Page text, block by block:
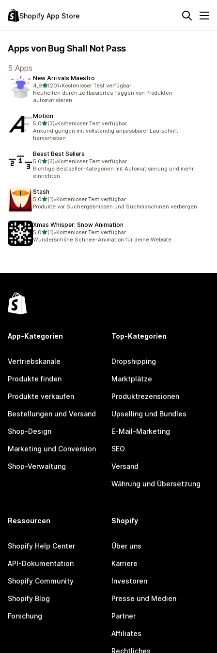
Shopify App Store
Apps von Bug Shall Not Pass
5 Apps
New Arrivals Maestro
4,9von 5 Sternen
(20)
20 Rezensionen insgesamt
•Kostenloser Test verfügbar
Neuheiten durch zeitbasiertes Taggen von Produkten
automatisieren
Motion
5,0von 5 Sternen
(3)
3 Rezensionen insgesamt
•Kostenloser Test verfügbar
Ankündigungen mit vollständig anpassbarer Laufschrift
hervorheben
Beast Best Sellers
5,0von 5 Sternen
(2)
2 Rezensionen insgesamt
•Kostenloser Test verfügbar
Richtige Bestseller-Kategorien mit Automatisierung und mehr
einrichten
Stash
5,0von 5 Sternen
(1)
1 Rezensionen insgesamt
•Kostenloser Test verfügbar
Produkte vor Suchergebnissen und Suchmaschinen verbergen
Xmas Whisper: Snow Animation
5,0von 5 Sternen
(1)
1 Rezensionen insgesamt
•Kostenloser Test verfügbar
Wunderschöne Schnee-Animation für deine Website
App-Kategorien
Vertriebskanäle
Produkte finden
Produkte verkaufen
Bestellungen und Versand
Shop-Design
Marketing und Conversion
Shop-Verwaltung
Top-Kategorien
Dropshipping
Marktplätze
Produktrezensionen
Upselling und Bundles
E-Mail-Marketing
SEO
Versand
Währung und Übersetzung
Ressourcen
Shopify Help Center
API-Dokumentation
Shopify Community
Shopify Blog
Forschung
Shopify
Über uns
Karriere
Investoren
Presse und Medien
Partner
Affiliates
Rechtliches